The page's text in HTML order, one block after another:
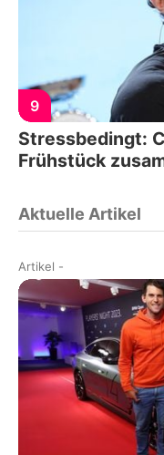
9
Stressbedingt:
Frühstück
Aktuelle Artikel
Artikel -